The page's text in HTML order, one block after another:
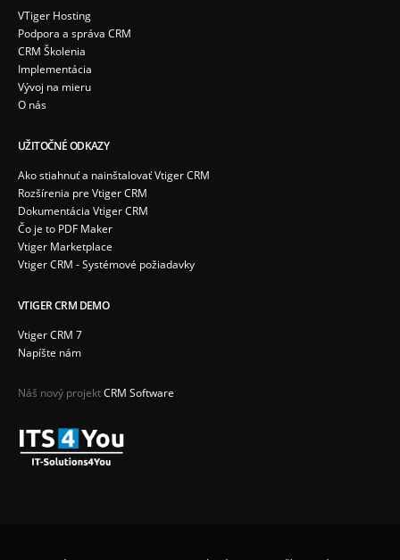
VTiger Hosting
Podpora a správa CRM
CRM Školenia
Implementácia
Vývoj na mieru
O nás
UŽITOČNÉ ODKAZY
Ako stiahnuť a nainštalovať Vtiger CRM
Rozšírenia pre Vtiger CRM
Dokumentácia Vtiger CRM
Čo je to PDF Maker
Vtiger Marketplace
Vtiger CRM - Systémové požiadavky
VTIGER CRM DEMO
Vtiger CRM 7
Napíšte nám
Náš nový projektCRM Software